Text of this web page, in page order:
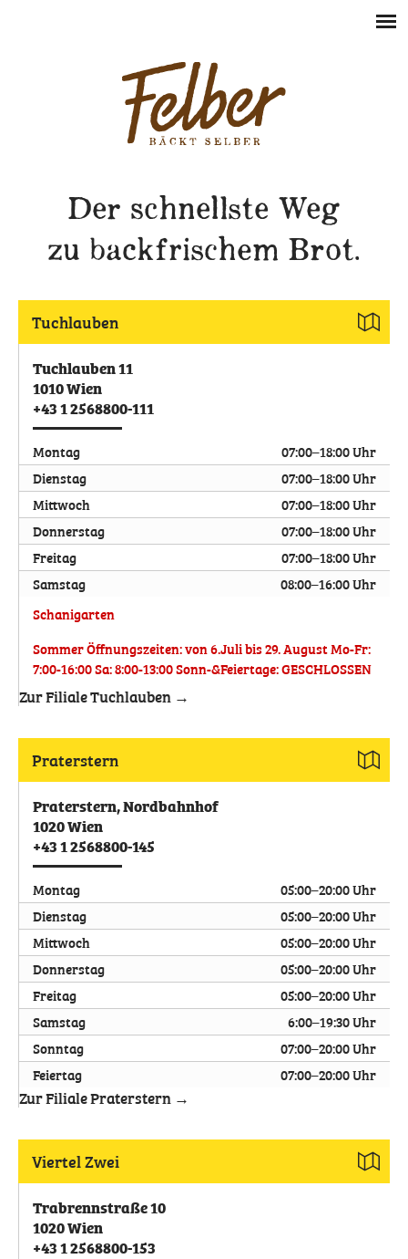
Der schnellste Weg
zu backfrischem Brot.
Tuchlauben
Tuchlauben 11
1010Wien
+43 1 2568800-111
Montag
07:00–18:00 Uhr
Dienstag
07:00–18:00 Uhr
Mittwoch
07:00–18:00 Uhr
Donnerstag
07:00–18:00 Uhr
Freitag
07:00–18:00 Uhr
Samstag
08:00–16:00 Uhr
Schanigarten
Sommer Öffnungszeiten: von 6.Juli bis 29. August Mo-Fr:
7:00-16:00 Sa: 8:00-13:00 Sonn-&Feiertage: GESCHLOSSEN
Zur Filiale Tuchlauben →
Praterstern
Praterstern, Nordbahnhof
1020Wien
+43 1 2568800-145
Montag
05:00–20:00 Uhr
Dienstag
05:00–20:00 Uhr
Mittwoch
05:00–20:00 Uhr
Donnerstag
05:00–20:00 Uhr
Freitag
05:00–20:00 Uhr
Samstag
6:00–19:30 Uhr
Sonntag
07:00–20:00 Uhr
Feiertag
07:00–20:00 Uhr
Zur Filiale Praterstern →
Viertel Zwei
Trabrennstraße 10
1020Wien
+43 1 2568800-153